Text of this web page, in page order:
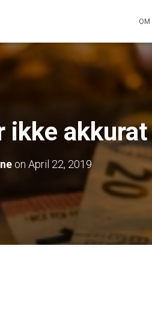
OM
ikke
on April 22, 2019